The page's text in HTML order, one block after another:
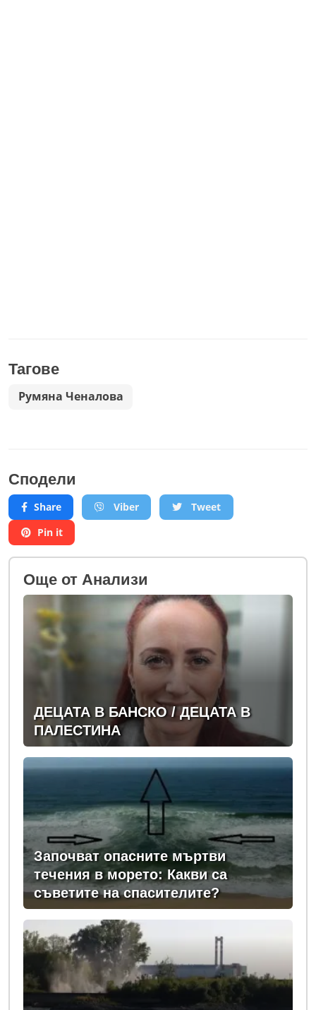
Тагове
Румяна Ченалова
Сподели
Share Viber
Tweet
Pin it
Oще от Анализи
ДЕЦАТА В БАНСКО / ДЕЦАТА В
ПАЛЕСТИНА
Започват опасните мъртви
течения в морето: Какви са
съветите на спасителите?